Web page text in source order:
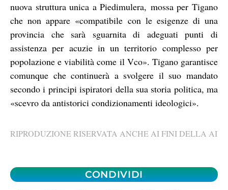
nuova struttura unica a Piedimulera, mossa per Tigano
che non appare «compatibile con le esigenze di una
provincia che sarà sguarnita di adeguati punti di
assistenza per acuzie in un territorio complesso per
popolazione e viabilità come il Vco». Tigano garantisce
comunque che continuerà a svolgere il suo mandato
secondo i principi ispiratori della sua storia politica, ma
«scevro da antistorici condizionamenti ideologici».
RIPRODUZIONE RISERVATA ANCHE AI FINI DELLA AI
CONDIVIDI